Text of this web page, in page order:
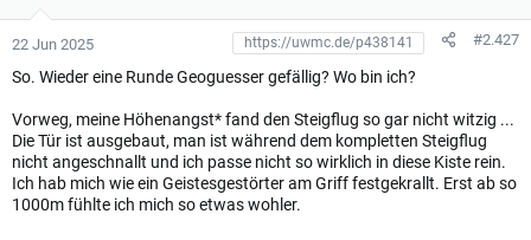
n
22 Jun 2025 #2.427
So. Wieder eine Runde Geoguesser gefällig? Wo bin ich?
Vorweg, meine Höhenangst* fand den Steigflug so gar nicht witzig ...
Die Tür ist ausgebaut, man ist während dem kompletten Steigflug
nicht angeschnallt und ich passe nicht so wirklich in diese Kiste rein.
Ich hab mich wie ein Geistesgestörter am Griff festgekrallt. Erst ab so
1000m fühlte ich mich so etwas wohler.